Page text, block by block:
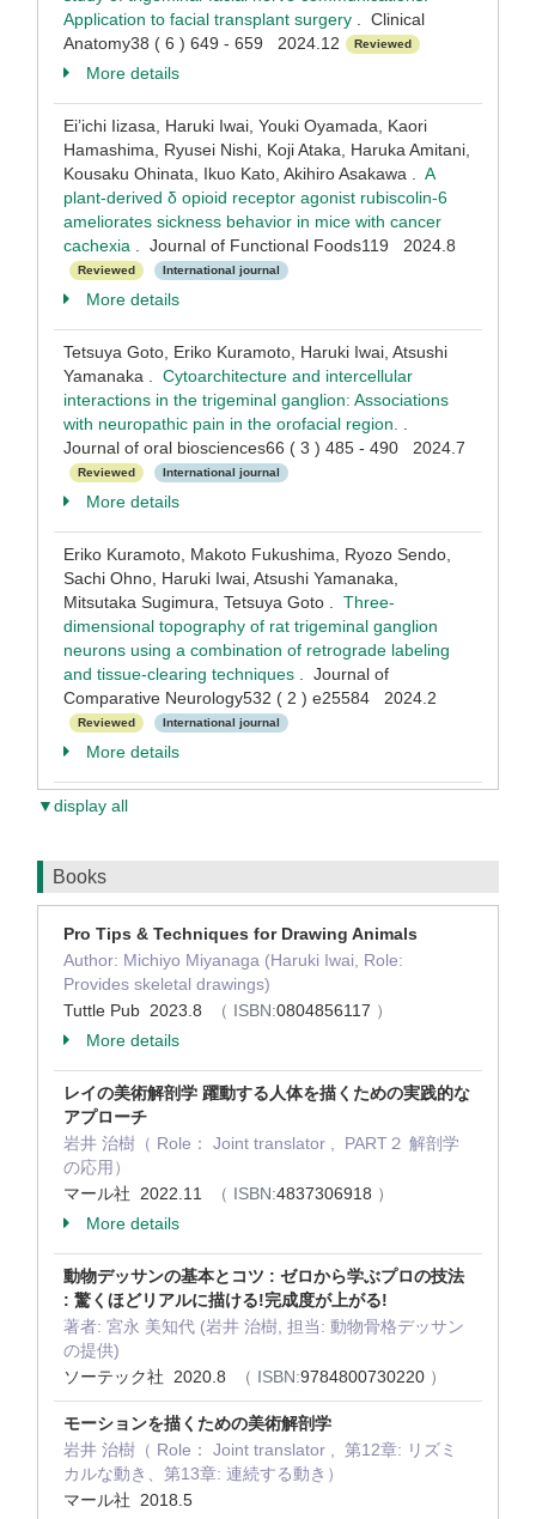
Application to facial transplant surgery . Clinical
Anatomy38 ( 6 ) 649 - 659 2024.12
Reviewed
More details
Ei’ichi Iizasa, Haruki Iwai, Youki Oyamada, Kaori
Hamashima, Ryusei Nishi, Koji Ataka, Haruka Amitani,
Kousaku Ohinata, Ikuo Kato, Akihiro Asakawa . A
plant-derived δ opioid receptor agonist rubiscolin-6
ameliorates sickness behavior in mice with cancer
cachexia . Journal of Functional Foods119 2024.8
Reviewed International journal
More details
Tetsuya Goto, Eriko Kuramoto, Haruki Iwai, Atsushi
Yamanaka . Cytoarchitecture and intercellular
interactions in the trigeminal ganglion: Associations
with neuropathic pain in the orofacial region.
Journal of oral biosciences66 ( 3 ) 485 - 490 2024.7
Reviewed International journal
More details
Eriko Kuramoto, Makoto Fukushima, Ryozo Sendo,
Sachi Ohno, Haruki Iwai, Atsushi Yamanaka,
Mitsutaka Sugimura, Tetsuya Goto . Three-
dimensional topography of rat trigeminal ganglion
neurons using a combination of retrograde labeling
and tissue-clearing techniques . Journal of
Comparative Neurology532 ( 2 ) e25584 2024.2
Reviewed International journal
More details
▼display all
Books
Pro Tips & Techniques for Drawing Animals
Author: Michiyo Miyanaga (Haruki Iwai, Role:
Provides skeletal drawings)
Tuttle Pub 2023.8
（ ISBN:0804856117 ）
More details
レイの美術解剖学 躍動する人体を描くための実践的な
アプローチ
岩井 治樹（ Role： Joint translator , PART２ 解剖学
の応用）
マール社 2022.11
（ ISBN:4837306918 ）
More details
動物デッサンの基本とコツ : ゼロから学ぶプロの技法
: 驚くほどリアルに描ける!完成度が上がる!
著者: 宮永 美知代 (岩井 治樹, 担当: 動物骨格デッサン
の提供)
ソーテック社 2020.8
（ ISBN:9784800730220 ）
モーションを描くための美術解剖学
岩井 治樹（ Role： Joint translator , 第12章: リズミ
カルな動き、第13章: 連続する動き）
マール社 2018.5